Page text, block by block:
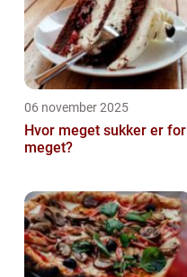
06 november 2025
Hvor meget sukker er for
meget?